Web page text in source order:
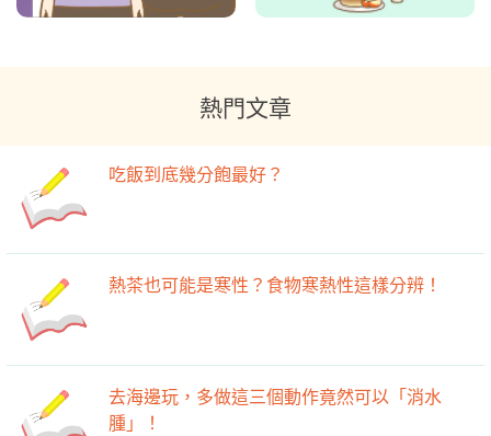
熱門文章
吃飯到底幾分飽最好？
熱茶也可能是寒性？食物寒熱性這樣分辨！
去海邊玩，多做這三個動作竟然可以「消水
腫」！ ​